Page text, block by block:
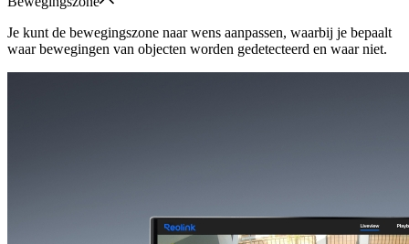
Je kunt de bewegingszone naar wens aanpassen, waarbij je bepaalt
waar bewegingen van objecten worden gedetecteerd en waar niet.